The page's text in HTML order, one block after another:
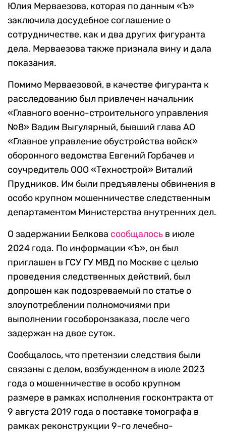
Юлия Мерваезова, которая по данным «Ъ»
заключила досудебное соглашение о
сотрудничестве, как и два других фигуранта
дела. Мерваезова также признала вину и дала
показания.
Помимо Мерваезовой, в качестве фигуранта к
расследованию был привлечен начальник
«Главного военно-строительного управления
№8» Вадим Выгулярный, бывший глава АО
«Главное управление обустройства войск»
оборонного ведомства Евгений Горбачев и
соучредитель ООО «Технострой» Виталий
Прудников. Им были предъявлены обвинения в
особо крупном мошенничестве следственным
департаментом Министерства внутренних дел.
О задержании Белкова сообщалось в июле
2024 года. По информации «Ъ», он был
приглашен в ГСУ ГУ МВД по Москве с целью
проведения следственных действий, был
допрошен как подозреваемый по статье о
злоупотреблении полномочиями при
выполнении гособоронзаказа, после чего
задержан на двое суток.
Сообщалось, что претензии следствия были
связаны с делом, возбужденном в июле 2023
года о мошенничестве в особо крупном
размере в рамках исполнения госконтракта от
9 августа 2019 года о поставке томографа в
рамках реконструкции 9-го лечебно-